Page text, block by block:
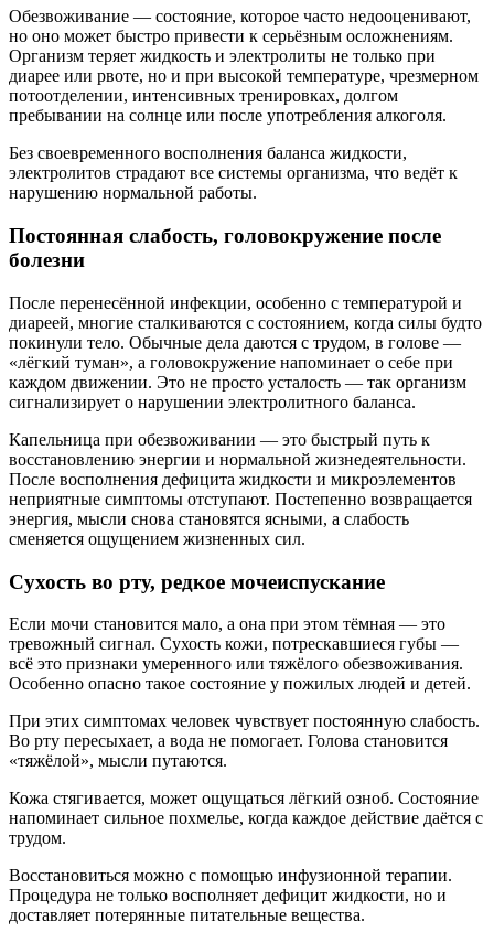
Обезвоживание — состояние, которое часто недооценивают,
но оно может быстро привести к серьёзным осложнениям.
Организм теряет жидкость и электролиты не только при
диарее или рвоте, но и при высокой температуре, чрезмерном
потоотделении, интенсивных тренировках, долгом
пребывании на солнце или после употребления алкоголя.
Без своевременного восполнения баланса жидкости,
электролитов страдают все системы организма, что ведёт к
нарушению нормальной работы.
Постоянная слабость, головокружение после
болезни
После перенесённой инфекции, особенно с температурой и
диареей, многие сталкиваются с состоянием, когда силы будто
покинули тело. Обычные дела даются с трудом, в голове —
«лёгкий туман», а головокружение напоминает о себе при
каждом движении. Это не просто усталость — так организм
сигнализирует о нарушении электролитного баланса.
Капельница при обезвоживании — это быстрый путь к
восстановлению энергии и нормальной жизнедеятельности.
После восполнения дефицита жидкости и микроэлементов
неприятные симптомы отступают. Постепенно возвращается
энергия, мысли снова становятся ясными, а слабость
сменяется ощущением жизненных сил.
Сухость во рту, редкое мочеиспускание
Если мочи становится мало, а она при этом тёмная — это
тревожный сигнал. Сухость кожи, потрескавшиеся губы —
всё это признаки умеренного или тяжёлого обезвоживания.
Особенно опасно такое состояние у пожилых людей и детей.
При этих симптомах человек чувствует постоянную слабость.
Во рту пересыхает, а вода не помогает. Голова становится
«тяжёлой», мысли путаются.
Кожа стягивается, может ощущаться лёгкий озноб. Состояние
напоминает сильное похмелье, когда каждое действие даётся с
трудом.
Восстановиться можно с помощью инфузионной терапии.
Процедура не только восполняет дефицит жидкости, но и
доставляет потерянные питательные вещества.